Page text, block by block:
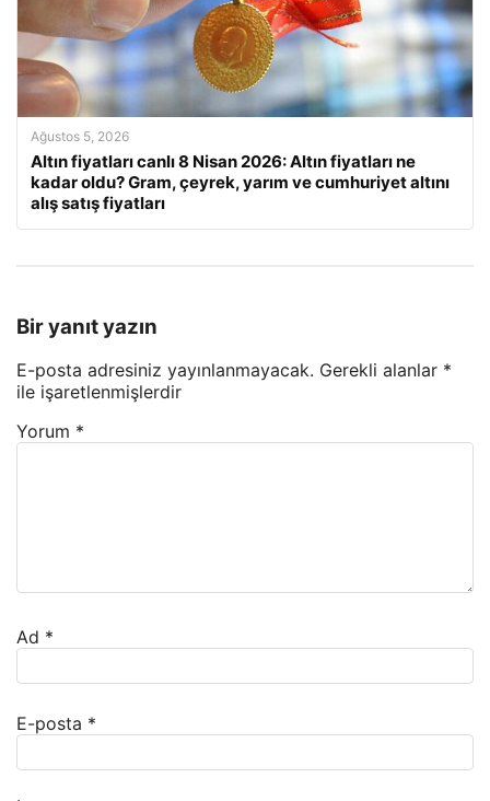
Ağustos 5, 2026
Altın fiyatları canlı 8 Nisan 2026: Altın fiyatları ne
kadar oldu? Gram, çeyrek, yarım ve cumhuriyet altını
alış satış fiyatları
Bir yanıt yazın
E-posta adresiniz yayınlanmayacak. Gerekli alanlar *
ile işaretlenmişlerdir
Yorum *
Ad *
E-posta *